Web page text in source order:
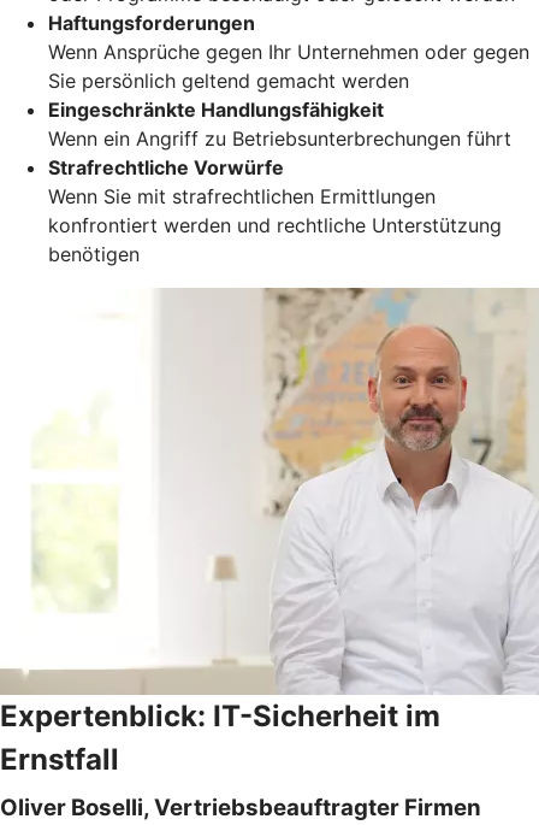
Haftungsforderungen
Wenn Ansprüche gegen Ihr Unternehmen oder gegen
Sie persönlich geltend gemacht werden
Eingeschränkte Handlungsfähigkeit
Wenn ein Angriff zu Betriebsunterbrechungen führt
Strafrechtliche Vorwürfe
Wenn Sie mit strafrechtlichen Ermittlungen
konfrontiert werden und rechtliche Unterstützung
benötigen
Expertenblick: IT-Sicherheit im
Ernstfall
Oliver Boselli, Vertriebsbeauftragter Firmen